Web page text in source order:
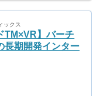
ックス
TM×VR】バーチ
長期開発インター